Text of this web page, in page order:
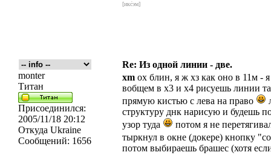
[икс́эм]
Re: Из одной линии - две.
monter
Титан
Присоединился:
2005/11/18 20:12
Откуда Ukraine
Сообщений: 1656
xm ох блин, я ж хз как оно в 11м -
вобщем в х3 и х4 рисуешь линии
прямую кистью с лева на право
структуру днк нарисую и будешь
узор туда
потом я не
тыркнул в окне (докере) кнопку
потом выбираешь брашес (хотя